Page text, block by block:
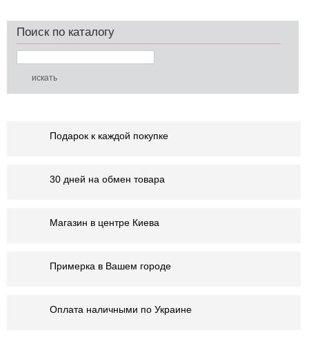
Поиск по каталогу
Подарок к каждой покупке
30 дней на обмен товара
Магазин в центре Киева
Примерка в Вашем городе
Оплата наличными по Украине